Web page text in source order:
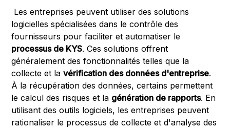
Les entreprises peuvent utiliser des solutions
logicielles spécialisées dans le contrôle des
fournisseurs pour faciliter et automatiser le
processus de KYS. Ces solutions offrent
généralement des fonctionnalités telles que la
collecte et lavérification des données d'entreprise.
À la récupération des données, certains permettent
le calcul des risques et la génération de rapports. En
utilisant des outils logiciels, les entreprises peuvent
rationaliser le processus de collecte et d'analyse des